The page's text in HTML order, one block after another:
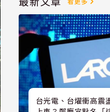
台光電、台燿衝高震